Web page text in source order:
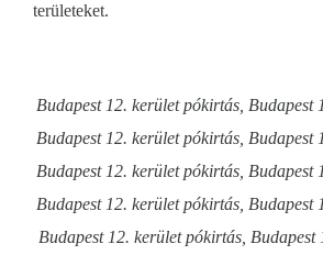
területeket.
Budapest 12. kerület pókirtás, Budapest
Budapest 12. kerület pókirtás, Budapest
Budapest 12. kerület pókirtás, Budapest
Budapest 12. kerület pókirtás, Budapest
Budapest 12. kerület pókirtás,